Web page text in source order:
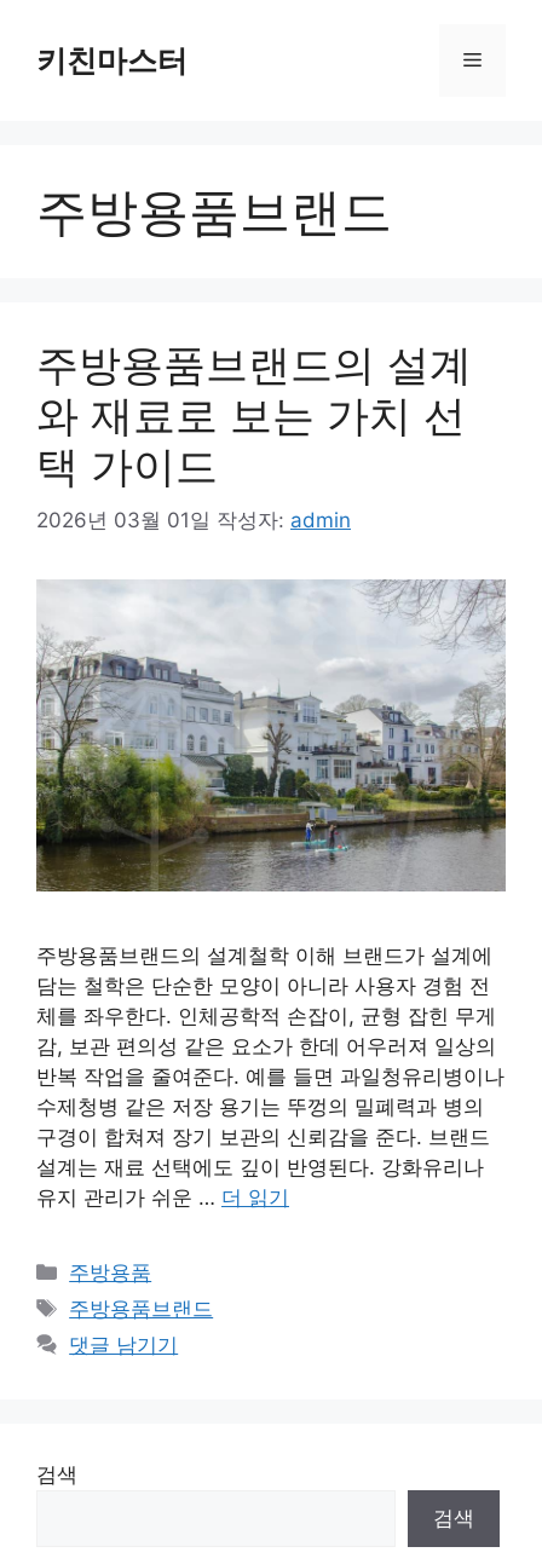
키친마스터 메
주방용품브랜드
주방용품브랜드의 설계
와 재료로 보는 가치 선
택 가이드
2026년 03월 01일 작성자: admin
주방용품브랜드의 설계철학 이해 브랜드가 설계에
담는 철학은 단순한 모양이 아니라 사용자 경험 전
체를 좌우한다. 인체공학적 손잡이, 균형 잡힌 무게
감, 보관 편의성 같은 요소가 한데 어우러져 일상의
반복 작업을 줄여준다. 예를 들면 과일청유리병이나
수제청병 같은 저장 용기는 뚜껑의 밀폐력과 병의
구경이 합쳐져 장기 보관의 신뢰감을 준다. 브랜드
설계는 재료 선택에도 깊이 반영된다. 강화유리나
유지 관리가 쉬운 … 더 읽기
카
테
리
주방용품
태
그
주방용품브랜드
댓글 남기기
검색
검색